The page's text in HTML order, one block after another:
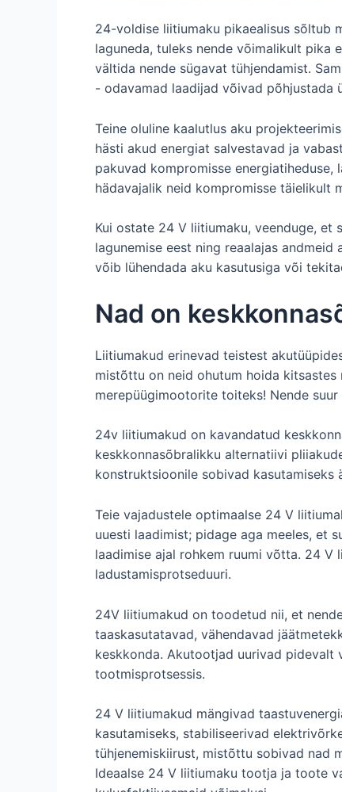
24-voldise liitiumaku pikaealisus sõltub
laguneda, tuleks nende võimalikult pika
vältida nende sügavat tühjendamist.
- odavamad laadijad võivad põhjustada
Teine oluline kaalutlus aku
hästi akud energiat salvestavad ja
pakuvad kompromisse
hädavajalik neid kompromisse täielikult
Kui ostate 24 V liitiumaku, veenduge, et
lagunemise eest ning reaalajas
võib lühendada aku kasutusiga või
Nad on
Liitiumakud erinevad teistest
mistõttu on neid ohutum hoida
merepüügimootorite toiteks! Nende
24v liitiumakud on kavandatud
keskkonnasõbralikku alternatiivi
konstruktsioonile sobivad kasutamiseks
Teie vajadustele optimaalse 24 V
uuesti laadimist; pidage aga meeles, et
laadimise ajal rohkem ruumi võtta. 24 V
ladustamisprotseduuri.
24V liitiumakud on toodetud nii, et
taaskasutatavad, vähendavad
keskkonda. Akutootjad uurivad pidevalt
tootmisprotsessis.
24 V liitiumakud mängivad
kasutamiseks, stabiliseerivad
tühjenemiskiirust, mistõttu sobivad nad
Ideaalse 24 V liitiumaku tootja ja toote